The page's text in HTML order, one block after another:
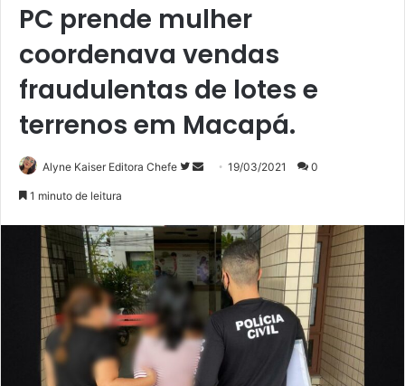
PC prende mulher
coordenava vendas
fraudulentas de lotes e
terrenos em Macapá.
Alyne Kaiser Editora Chefe
SigaMande
mail
19/03/2021 0
1 minuto de leitura